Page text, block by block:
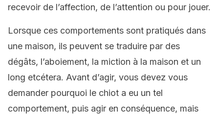
recevoir de l’affection, de l’attention ou pour jouer.
Lorsque ces comportements sont pratiqués dans
une maison, ils peuvent se traduire par des
dégâts, l’aboiement, la miction à la maison et un
long etcétera. Avant d’agir, vous devez vous
demander pourquoi le chiot a eu un tel
comportement, puis agir en conséquence, mais